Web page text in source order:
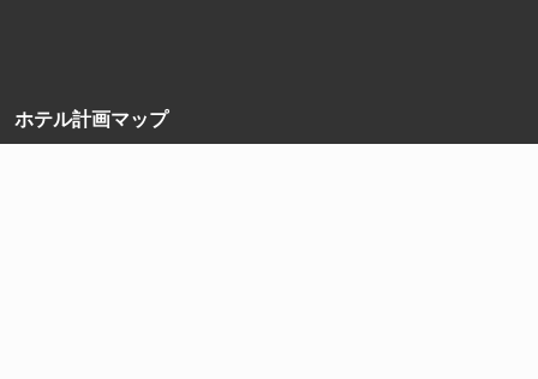
ホテル計画マップ